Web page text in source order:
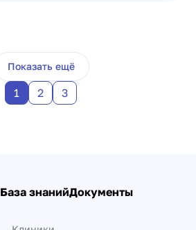
Пагинация по
Показать ещё
1 2 3
База знанийДокументы